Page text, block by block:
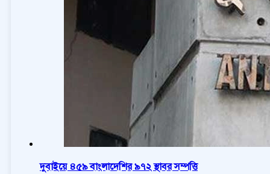
দুবাইয়ে ৪৫৯ বাংলাদেশির ৯৭২ স্থাবর সম্পত্তি